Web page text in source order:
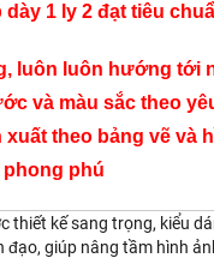
đại BGĐ79
8,900,000 đ
dày 1 ly 2 đạt tiêu
luôn luôn hướng tới
và màu sắc theo
xuất theo bảng vẽ và
phong phú
thiết kế sang trọng, kiểu
đạo, giúp nâng tầm hình